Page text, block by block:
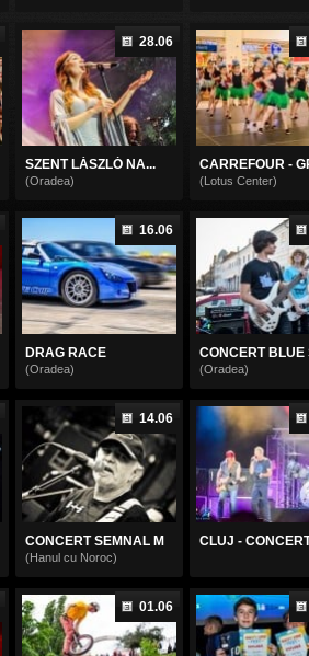
28.06
SZENT LÁSZLÓ NA...
(Oradea)
CARREFOUR -
(Lotus Center)
16.06
DRAG RACE
(Oradea)
CONCERT BLUE
(Oradea)
14.06
CONCERT SEMNAL M
(Hanul cu Noroc)
CLUJ -
01.06